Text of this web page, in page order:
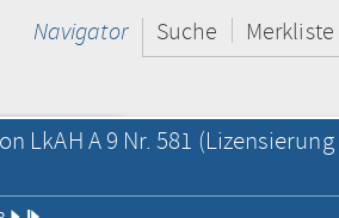
Navigator Suche Merkliste
LkAH A 9 Nr. 581